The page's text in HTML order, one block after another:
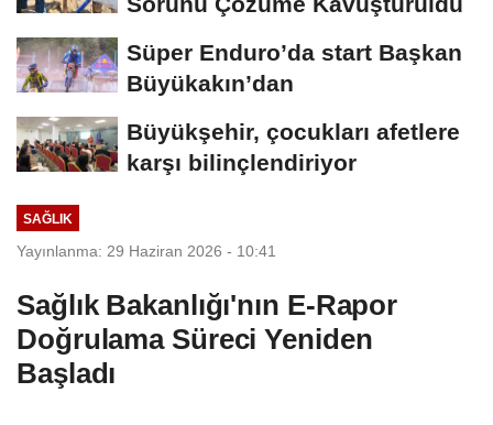
Süper Enduro’da start Başkan
Büyükakın’dan
Büyükşehir, çocukları afetlere
karşı bilinçlendiriyor
SAĞLIK
Yayınlanma: 29 Haziran 2026 - 10:41
Sağlık Bakanlığı'nın E-Rapor
Doğrulama Süreci Yeniden
Başladı